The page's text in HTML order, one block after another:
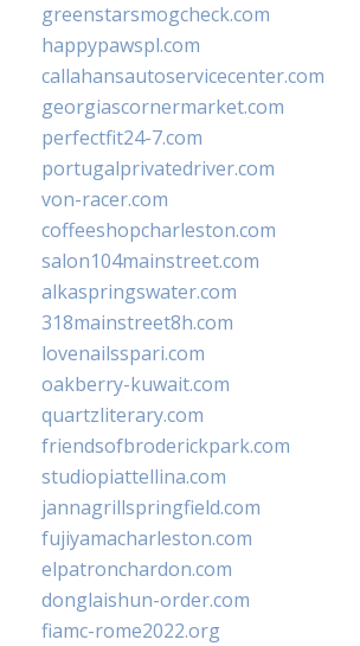
greenstarsmogcheck.com
happypawspl.com
callahansautoservicecenter.com
georgiascornermarket.com
perfectfit24-7.com
portugalprivatedriver.com
von-racer.com
coffeeshopcharleston.com
salon104mainstreet.com
alkaspringswater.com
318mainstreet8h.com
lovenailsspari.com
oakberry-kuwait.com
quartzliterary.com
friendsofbroderickpark.com
studiopiattellina.com
jannagrillspringfield.com
fujiyamacharleston.com
elpatronchardon.com
donglaishun-order.com
fiamc-rome2022.org